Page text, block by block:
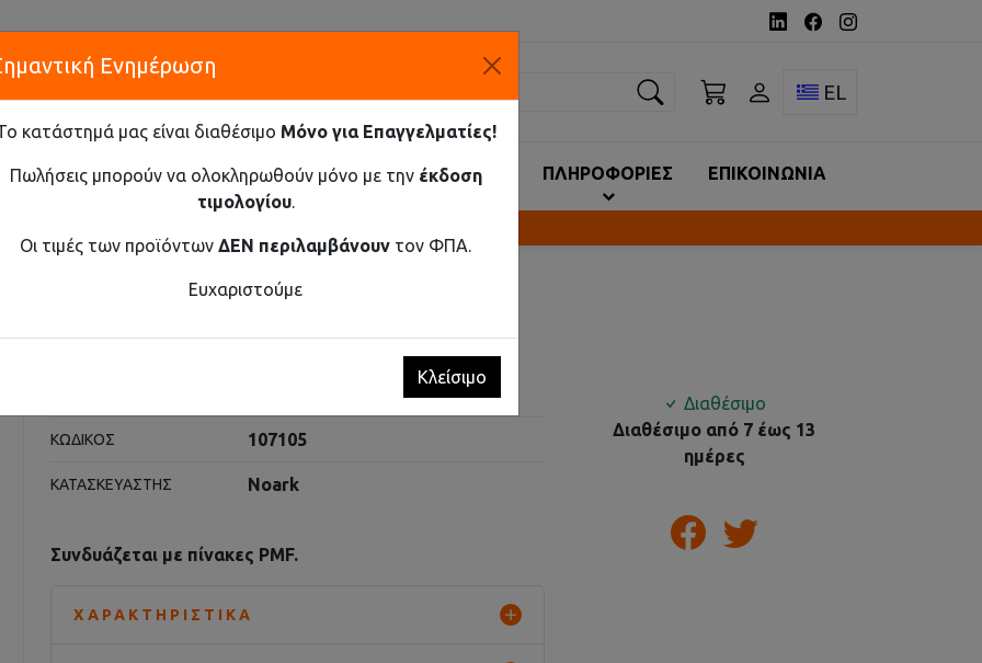
Toggle
EL
ΕΤΑΙΡΕΙΑ ΠΛΗΡΟΦΟΡΙΕΣ ΕΠΙΚΟΙΝΩΝΙΑ
ΠΌΡΤΑ, ΔΙΑΦΑΝΉΣ ΓΙΑ PMF 12
για PMF 12
ΚΩΔΙΚΌΣ 107105
ΚΑΤΑΣΚΕΥΑΣΤΉΣ Noark
Συνδυάζεται με πίνακες PMF.
ΧΑΡΑΚΤΗΡΙΣΤΙΚΆ
Διαθέσιμο
Διαθέσιμο από 7 έως 13
ημέρες
Ενημέρωση
κατάστημά μας είναι διαθέσιμο Μόνο για Επαγγελματίες!
Πωλήσεις μπορούν να ολοκληρωθούν μόνο με την έκδοση
τιμολογίου.
Οι τιμές των προϊόντων ΔΕΝ περιλαμβάνουν τον ΦΠΑ.
Ευχαριστούμε
Κλείσιμο